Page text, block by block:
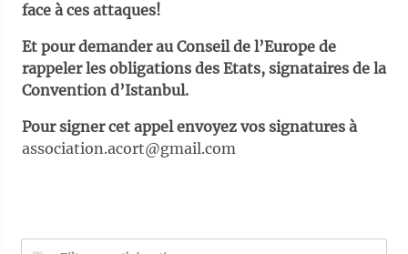
face à ces attaques!
Et pour demander au Conseil de l’Europe de
rappeler les obligations des Etats, signataires de la
Convention d’Istanbul.
Pour signer cet appel envoyez vos signatures à
association.acort@gmail.com